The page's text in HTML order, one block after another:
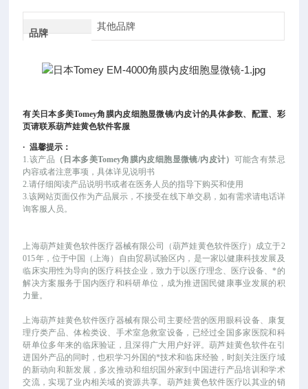
品牌
其他品牌
有关 日本多美Tomey角膜内皮细胞显微镜/内皮计的具体参数、配置、彩
页请联系葫芦娃黄色软件客服
·温馨提示：
1.该产品 （ 日本多美Tomey角膜内皮细胞显微镜/内皮计） 可能含有禁忌
内容或者注意事项，具体详见说明书
2.请仔细阅读产品说明书或者在医务人员的指导下购买和使用
3.该网站页面仅作为产品展示，不接受在线下单交易，如有需求请电话详
询客服人员。
上海葫芦娃黄色软件医疗器械有限公司（葫芦娃黄色软件医疗）成立于2
015年，位于中国（上海）自由贸易试验区内，是一家以健康科技发展及
临床实用性为导向的医疗科技企业，致力于以医疗理念、医疗设备、*的
解决方案服务于国内医疗和科研单位，成为推进国民健康事业发展的积
力量。
上海葫芦娃黄色软件医疗器械有限公司主要经营的医用眼科设备、康复
理疗类产品、体检类设、手术室急救室设备，已经过全国多家医院和科
研单位多年来的临床验证，且深得广大用户好评。葫芦娃黄色软件在引
进国外产品的同时，也积学习外国的*技术和临床经验，时刻关注医疗域
的新动向和新发展，多次推动和组织国外家到中国进行产品培训和学术
交流，实现了业内相关域的资源共享。葫芦娃黄色软件医疗以其业的销